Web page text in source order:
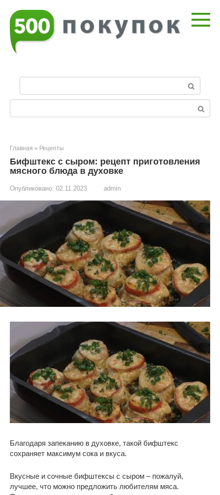
контенту
о
и
Главная » Рецепты
Бифштекс с сыром: рецепт приготовления
мясного блюда в духовке
Опубликовано: 02.11.2023 admin
Благодаря запеканию в духовке, такой бифштекс
сохраняет максимум сока и вкуса.
Вкусные и сочные бифштексы с сыром – пожалуй,
лучшее, что можно предложить любителям мяса.